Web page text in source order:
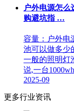
户外电源怎
购避坑指 …
容量：户外电
池可以做多少
一般的照明灯
说,一台
2025-09
更多行业资讯